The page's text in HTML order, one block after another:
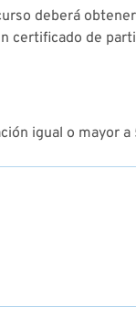
deberá
certificado de
igual o mayor